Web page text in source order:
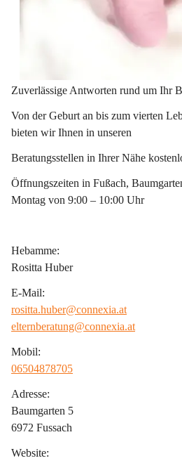
Zuverlässige Antworten rund um Ihr
Von der Geburt an bis zum vierten
bieten wir Ihnen in unseren
Beratungsstellen in Ihrer Nähe
Öffnungszeiten in Fußach,
Montag von 9:00 – 10:00 Uhr
Hebamme:
Rositta Huber
E-Mail:
rositta.huber@connexia.at
elternberatung@connexia.at
Mobil:
06504878705
Adresse:
Baumgarten 5
6972 Fussach
Website: